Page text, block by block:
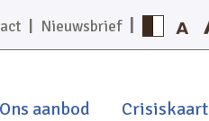
Nieuwsbrief|
Ons aanbod Crisiskaart